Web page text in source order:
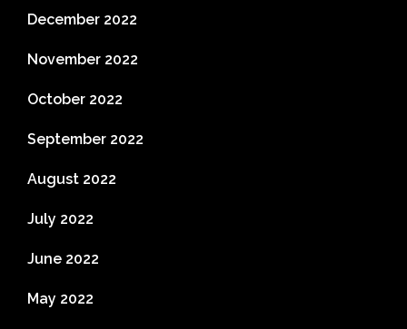
December 2022
November 2022
October 2022
September 2022
August 2022
July 2022
June 2022
May 2022